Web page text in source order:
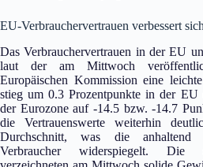
EU-Verbrauchervertrauen verbessert
Das Verbrauchervertrauen in der EU
laut der am Mittwoch
Europäischen Kommission eine
stieg um 0.3 Prozentpunkte in der
der Eurozone auf -14.5 bzw. -14.7
die Vertrauenswerte weiterhin
Durchschnitt, was die anhaltend
Verbraucher widerspiegelt. Die